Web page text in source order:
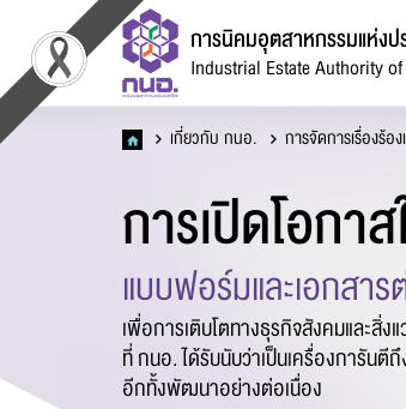
การนิคมอุตสาหกรรมแห่งป
Industrial Estate Authority
เกี่ยวกับ กนอ. การจัดการเรื่องร้
การเปิดโอกา
แบบฟอร์มและเอกสาร
เพื่อการเติบโตทางธุรกิจสังคมและสิ่
ที่ กนอ. ได้รับนับว่าเป็นเครื่องการัน
อีกทั้งพัฒนาอย่างต่อเนื่อง